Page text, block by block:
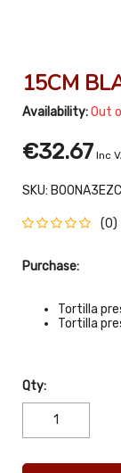
15CM
Availability:Out
€32.67 Inc
SKU:
(0)
Purchase:
Tortilla
Tortilla
Qty: